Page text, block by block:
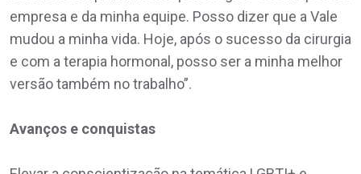
empresa e da minha equipe. Posso dizer que a Vale
mudou a minha vida. Hoje, após o sucesso da cirurgia
e com a terapia hormonal, posso ser a minha melhor
versão também no trabalho”.
Avanços e conquistas